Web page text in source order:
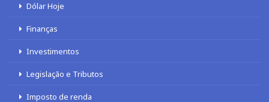
Dólar Hoje
Finanças
Investimentos
Legislação e Tributos
Imposto de renda